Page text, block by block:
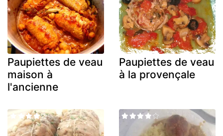
Paupiettes de veau
maison à
l'ancienne
Paupiettes de veau
à la provençale